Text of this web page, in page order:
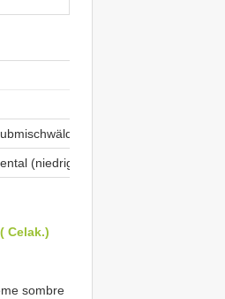
mit Eichen)
(niedrige relative Luftfeuchtigkeit,
Celak.)
sombre